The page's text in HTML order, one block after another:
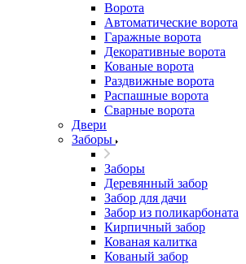
Ворота
Автоматические ворота
Гаражные ворота
Декоративные ворота
Кованые ворота
Раздвижные ворота
Распашные ворота
Сварные ворота
Двери
Заборы
Заборы
Деревянный забор
Забор для дачи
Забор из поликарбоната
Кирпичный забор
Кованая калитка
Кованый забор